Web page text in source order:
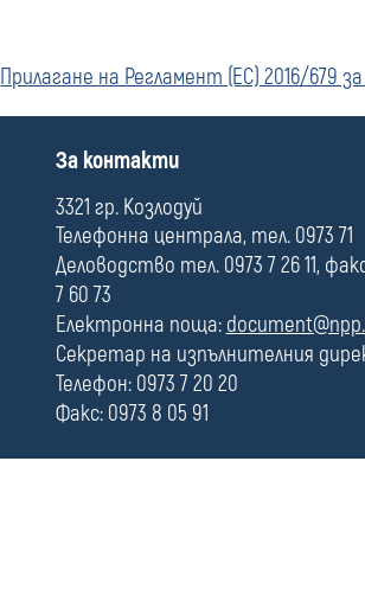
за
Прилагане на Регламент (ЕС) 2016/679
П
л
е
За контакти
3321 гр. Козлодуй
Телефонна централа, тел. 0973 71
Деловодство тел. 0973 7 26 11,
7 60 73
Електронна поща:
Секретар на изпълнителния
Телефон: 0973 7 20 20
Факс: 0973 8 05 91